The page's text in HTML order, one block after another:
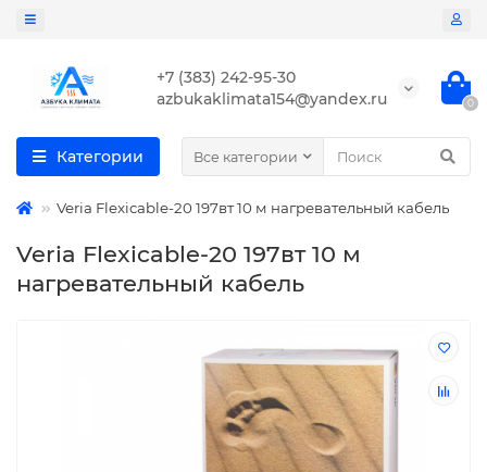
+7 (383) 242-95-30
azbukaklimata154@yandex.ru
0
Категории Все категории
Veria Flexicable-20 197вт 10 м нагревательный кабель
Veria Flexicable-20 197вт 10 м
нагревательный кабель